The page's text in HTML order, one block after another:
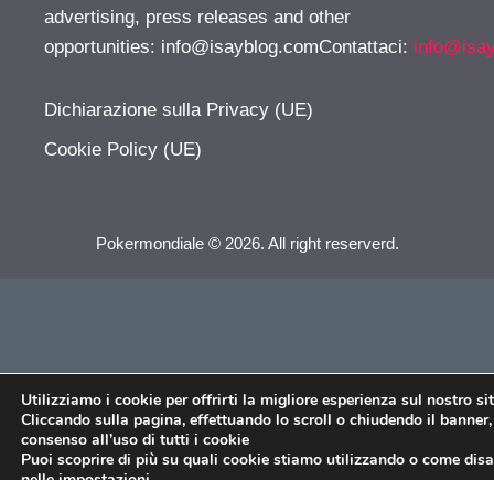
advertising, press releases and other
opportunities: info@isayblog.comContattaci:
Dichiarazione sulla Privacy (UE)
Cookie Policy (UE)
Pokermondiale © 2026. All right reserverd.
Utilizziamo i cookie per offrirti la migliore esperienza sul nostro
Cliccando sulla pagina, effettuando lo scroll o chiudendo il
consenso all’uso di tutti i cookie
Puoi scoprire di più su quali cookie stiamo utilizzando o come